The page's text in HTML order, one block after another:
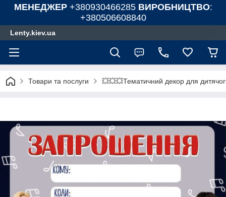
МЕНЕДЖЕР +380930466285 ВИРОБНИЦТВО:
+380506608840
Lenty.kiev.ua
Товари та послуги 💥💥💥Тематичний декор для